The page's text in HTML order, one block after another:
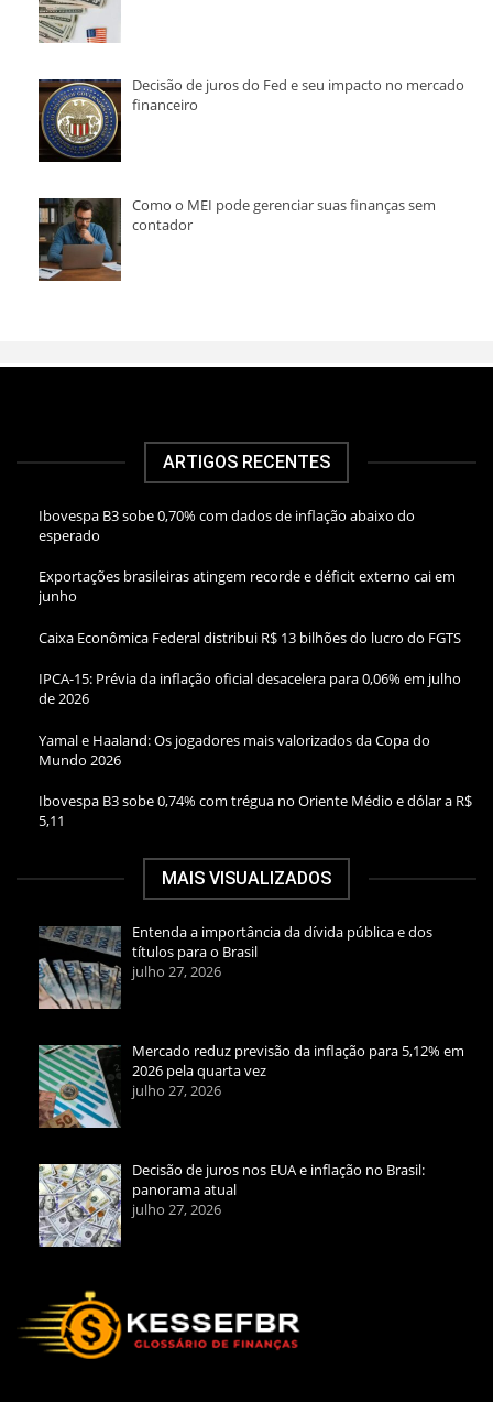
Decisão de juros do Fed e seu impacto no mercado
financeiro
Como o MEI pode gerenciar suas finanças sem
contador
ARTIGOS RECENTES
Ibovespa B3 sobe 0,70% com dados de inflação abaixo do
esperado
Exportações brasileiras atingem recorde e déficit externo cai em
junho
Caixa Econômica Federal distribui R$ 13 bilhões do lucro do FGTS
IPCA-15: Prévia da inflação oficial desacelera para 0,06% em julho
de 2026
Yamal e Haaland: Os jogadores mais valorizados da Copa do
Mundo 2026
Ibovespa B3 sobe 0,74% com trégua no Oriente Médio e dólar a R$
5,11
MAIS VISUALIZADOS
Entenda a importância da dívida pública e dos
títulos para o Brasil
julho 27, 2026
Mercado reduz previsão da inflação para 5,12% em
2026 pela quarta vez
julho 27, 2026
Decisão de juros nos EUA e inflação no Brasil:
panorama atual
julho 27, 2026